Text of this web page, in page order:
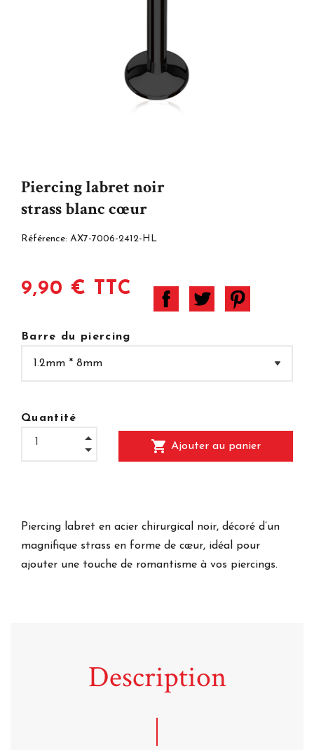
Piercing labret noir
strass blanc cœur
Référence: AX7-7006-2412-HL
9,90 € TTC
Barre du piercing
Quantité
shopping_cart Ajouter au panier
Piercing labret en acier chirurgical noir, décoré d’un
magnifique strass en forme de cœur, idéal pour
ajouter une touche de romantisme à vos piercings.
Description